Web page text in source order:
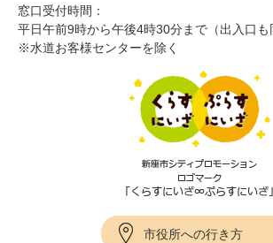
窓口受付時間：
平日午前9時から午後4時30分まで（出入口も
※水道お客様センターを除く
市役所への行き方